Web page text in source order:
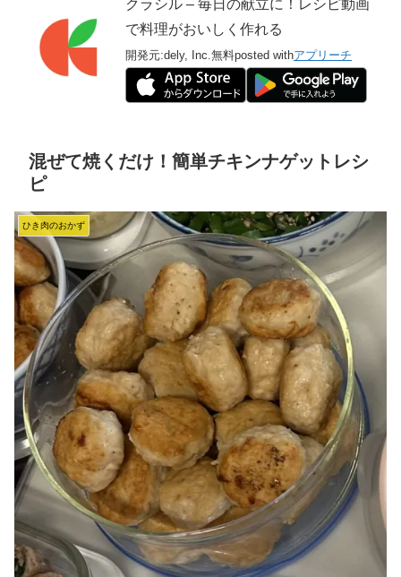
クラシル – 毎日の献立に！レシピ動画
で料理がおいしく作れる
開発元:dely, Inc. 無料posted withアプリーチ
混ぜて焼くだけ！簡単チキンナゲットレシ
ピ
ひき肉のおかず